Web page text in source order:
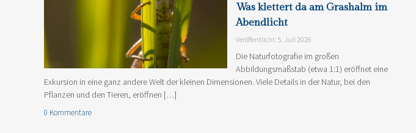
Was klettert da am Grashalm im
Abendlicht
Veröffentlicht: 5. Juli 2026
Die Naturfotografie im großen
Abbildungsmaßstab (etwa 1:1) eröffnet eine
Exkursion in eine ganz andere Welt der kleinen Dimensionen. Viele Details in der Natur, bei den
Pflanzen und den Tieren, eröffnen […]
0 Kommentare